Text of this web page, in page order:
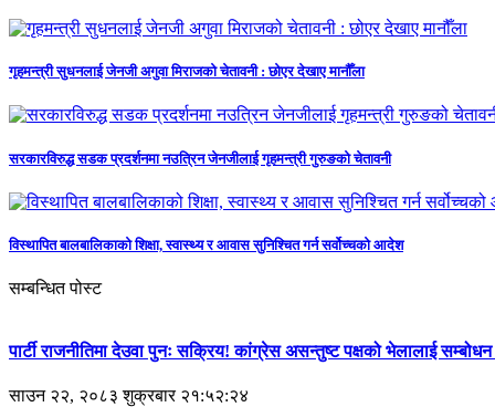
गृहमन्त्री सुधनलाई जेनजी अगुवा मिराजको चेतावनी : छोएर देखाए मानौँला
सरकारविरुद्ध सडक प्रदर्शनमा नउत्रिन जेनजीलाई गृहमन्त्री गुरुङको चेतावनी
विस्थापित बालबालिकाको शिक्षा, स्वास्थ्य र आवास सुनिश्चित गर्न सर्वोच्चको आदेश
सम्बन्धित पोस्ट
पार्टी राजनीतिमा देउवा पुनः सक्रिय! कांग्रेस असन्तुष्ट पक्षको भेलालाई सम्बोधन
साउन २२, २०८३ शुक्रबार २१:५२:२४